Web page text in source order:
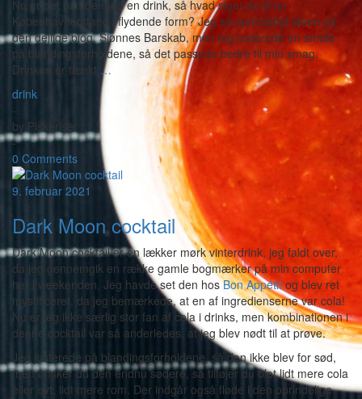
Nu er det på tide med en drink, så hvad siger du til en
Københavnerstang i flydende form? Jeg så oprindeligt ideen på
den dejlige blog, Sjønnes Barskab, men jeg justerede en smule
på blandingsforholdene, så det passede bedre til min smag.
Drinken er tænkt …
drink
-
by Piskeriset
-
0 Comments
9. februar 2021
Dark Moon cocktail
Dark Moon cocktail er en lækker mørk vinterdrink, jeg faldt over,
da jeg gennemgik en række gamle bogmærker på min computer
her i weekenden. Jeg havde set den hosBon Appétitog blev ret
mystificeret, da jeg bemærkede, at en af ingredienserne var cola!
Nu er jeg ikke særlig stor fan af cola i drinks, men kombinationen i
denne cocktail var så anderledes, at jeg blev nødt til at prøve.
Jeg justerede på blandingsforholdene, så den ikke blev for sød,
men ønsker du den endnu sødere, så tilføjer du blot lidt mere cola
eller evt. lidt mere rom. Der indgår også fløde i den oprindelige